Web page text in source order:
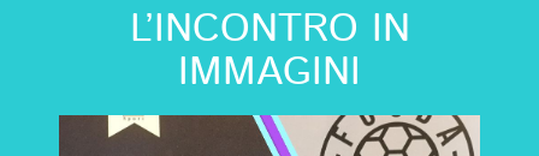
L’INCONTRO IN
IMMAGINI